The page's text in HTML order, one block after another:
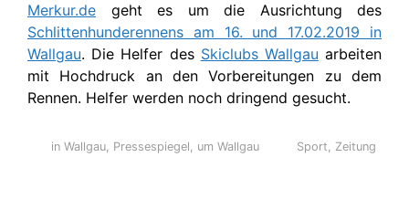
Merkur.de geht es um die Ausrichtung des
Schlittenhunderennens am 16. und 17.02.2019 in
Wallgau. Die Helfer des Skiclubs Wallgau arbeiten
mit Hochdruck an den Vorbereitungen zu dem
Rennen. Helfer werden noch dringend gesucht.
in Wallgau, Pressespiegel, um Wallgau Sport, Zeitung